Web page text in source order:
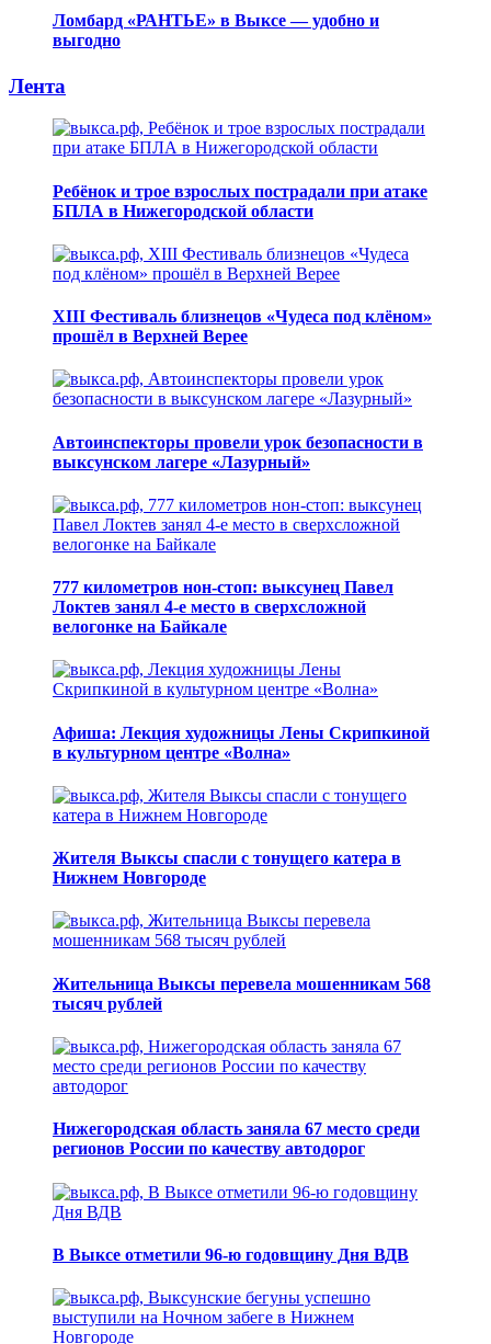
Ломбард «РАНТЬЕ» в Выксе — удобно и
выгодно
Лента
Ребёнок и трое взрослых пострадали при атаке
БПЛА в Нижегородской области
XIII Фестиваль близнецов «Чудеса под клёном»
прошёл в Верхней Верее
Автоинспекторы провели урок безопасности в
выксунском лагере «Лазурный»
777 километров нон-стоп: выксунец Павел
Локтев занял 4-е место в сверхсложной
велогонке на Байкале
Афиша: Лекция художницы Лены Скрипкиной
в культурном центре «Волна»
Жителя Выксы спасли с тонущего катера в
Нижнем Новгороде
Жительница Выксы перевела мошенникам 568
тысяч рублей
Нижегородская область заняла 67 место среди
регионов России по качеству автодорог
В Выксе отметили 96-ю годовщину Дня ВДВ